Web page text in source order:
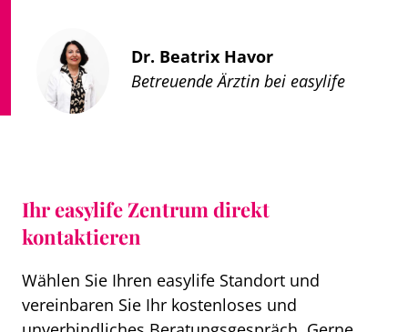
Dr. Beatrix Havor
Betreuende Ärztin bei easylife
Ihr easylife Zentrum direkt
kontaktieren
Wählen Sie Ihren easylife Standort und
vereinbaren Sie Ihr kostenloses und